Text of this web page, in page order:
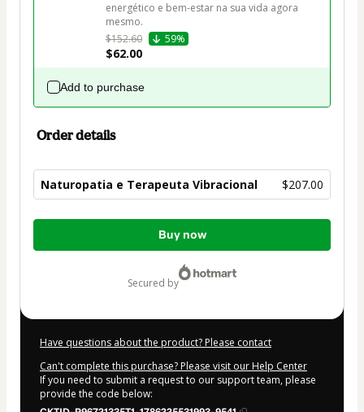
energético e bem-estar na sua vida agora
mesmo.
$152.60
59%
$62.00
Add to purchase
Order details
Naturopatia e Terapeuta Vibracional $207.00
Total
Buy now
secured by
Have questions about the product? Please contact
Can't complete this purchase? Please visit our Help Center
If you need to submit a request to our support team, please
provide the code below: